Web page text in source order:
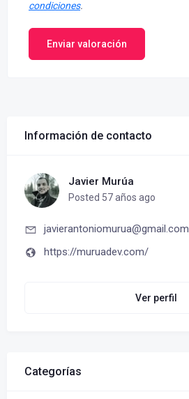
condiciones.
Enviar valoración
Información de contacto
Javier Murúa
Posted 57 años ago
javierantoniomurua@gmail.com
https://muruadev.com/
Ver perfil
Categorías